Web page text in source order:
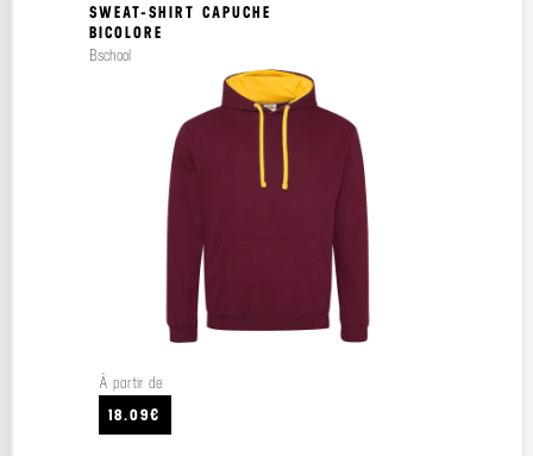
SWEAT-SHIRT CAPUCHE
BICOLORE
Bschool
À partir de
18.09€